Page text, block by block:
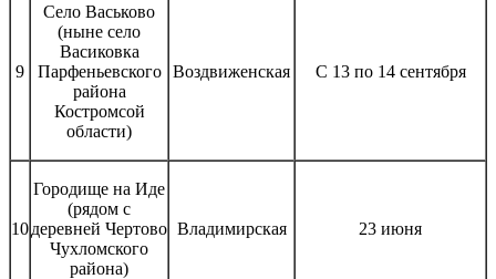
9
Село Васьково
(ныне село
Васиковка
Парфеньевского
района
Костромсой
области)
Воздвиженская С 13 по 14 сентября
10
Городище на Иде
(рядом с
деревней Чертово
Чухломского
района)
Владимирская 23 июня